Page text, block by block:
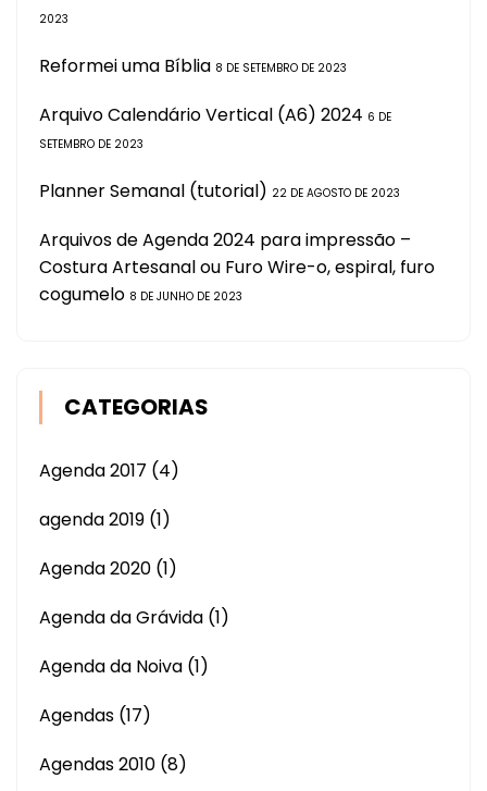
2023
Reformei uma Bíblia 8 DE SETEMBRO DE 2023
Arquivo Calendário Vertical (A6) 2024 6 DE
SETEMBRO DE 2023
Planner Semanal (tutorial) 22 DE AGOSTO DE 2023
Arquivos de Agenda 2024 para impressão –
Costura Artesanal ou Furo Wire-o, espiral, furo
cogumelo 8 DE JUNHO DE 2023
CATEGORIAS
Agenda 2017 (4)
agenda 2019 (1)
Agenda 2020 (1)
Agenda da Grávida (1)
Agenda da Noiva (1)
Agendas (17)
Agendas 2010 (8)